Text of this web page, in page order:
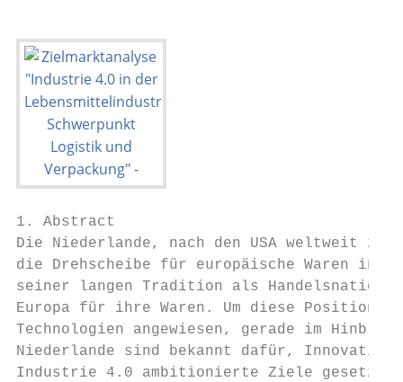
1. Abstract
Die Niederlande, nach den USA weltweit
die Drehscheibe für europäische Waren in
seiner langen Tradition als Handelsnation,
Europa für ihre Waren. Um diese Position
Technologien angewiesen, gerade im
Niederlande sind bekannt dafür,
Industrie 4.0 ambitionierte Ziele gesetzt,